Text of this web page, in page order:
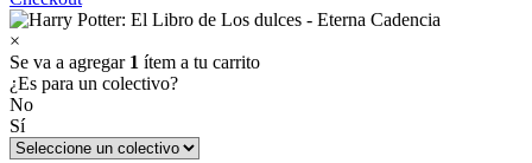
×
Se va a agregar 1 ítem a tu carrito
¿Es para un colectivo?
No
Sí